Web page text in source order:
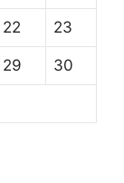
22 23
29 30